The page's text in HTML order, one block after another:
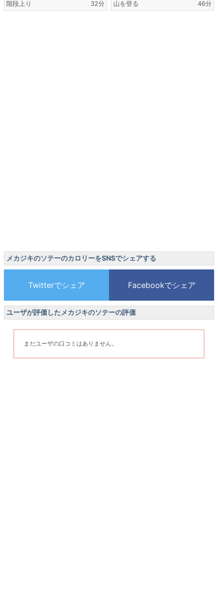
階段上り 32分 山を登る 46分
メカジキのソテーのカロリーをSNSでシェアする
ユーザが評価したメカジキのソテーの評価
まだユーザの口コミはありません。